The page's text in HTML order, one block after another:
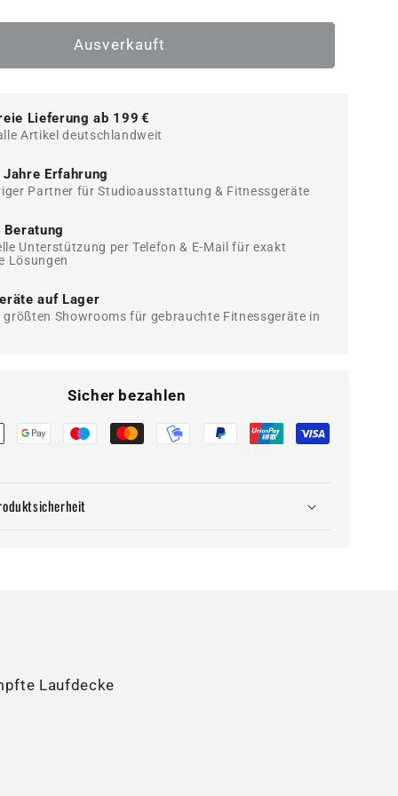
die
Menge
Nautilus
800,
-
guter
Zustand
Ausverkauft
Lieferung ab 199 €
Artikel deutschlandweit
Erfahrung
Partner für Studioausstattung & Fitnessgeräte
Beratung
Unterstützung per Telefon & E-Mail für exakt
Lösungen
auf Lager
größten Showrooms für gebrauchte Fitnessgeräte in
Sicher bezahlen
Laufdecke